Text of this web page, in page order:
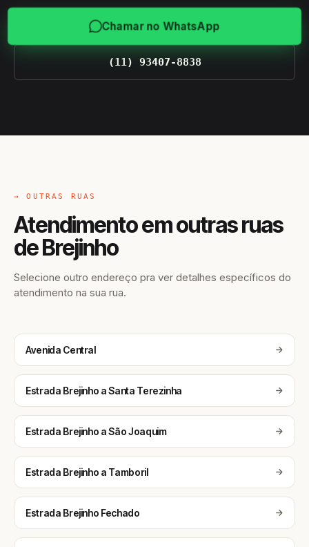
Chamar no WhatsApp
(11) 93407-8838
→ OUTRAS RUAS
Atendimento em outras ruas
de Brejinho
Selecione outro endereço pra ver detalhes específicos do
atendimento na sua rua.
Avenida Central
Estrada Brejinho a Santa Terezinha
Estrada Brejinho a São Joaquim
Estrada Brejinho a Tamboril
Estrada Brejinho Fechado